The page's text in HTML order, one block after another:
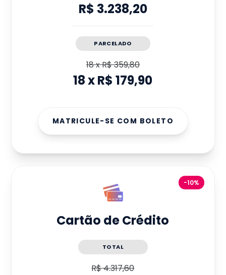
R$ 3.238,20
PARCELADO
18xR$ 359,80
18xR$ 179,90
MATRICULE-SE COM BOLETO
-10%
Cartão de Crédito
TOTAL
R$ 4.317,60